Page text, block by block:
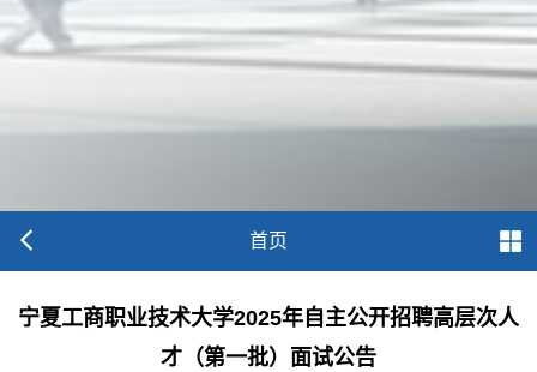
首页
宁夏工商职业技术大学2025年自主公开招聘高层次人
才（第一批）面试公告